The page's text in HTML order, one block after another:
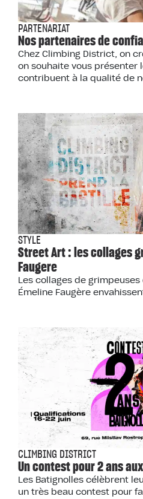
PARTENARIAT
Nos partenaires de
Chez Climbing District, on
on souhaite vous présenter
contribuent à la qualité de
STYLE
Street Art : les collages
Faugere
Les collages de
Émeline Faugère
CLIMBING DISTRICT
Un contest pour 2 ans
Les Batignolles célèbrent
un très beau contest pour